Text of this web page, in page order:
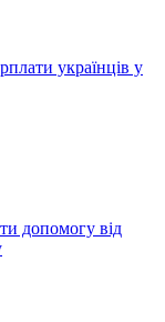
українців у
допомогу від